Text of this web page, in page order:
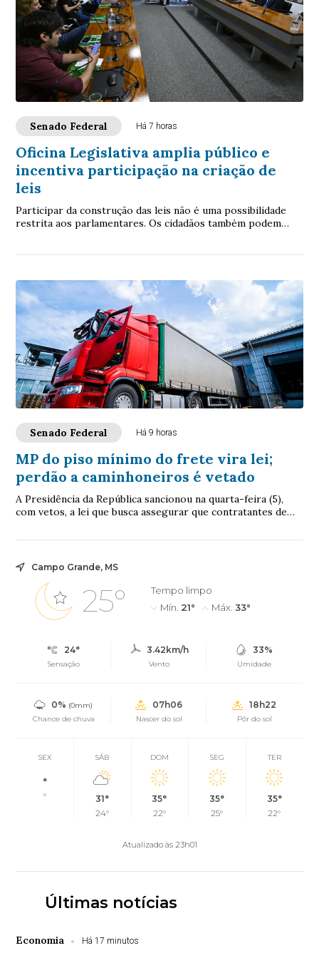
Senado Federal Há 7 horas
Oficina Legislativa amplia público e
incentiva participação na criação de
leis
Participar da construção das leis não é uma possibilidade
restrita aos parlamentares. Os cidadãos também podem
Senado Federal Há 9 horas
MP do piso mínimo do frete vira lei;
perdão a caminhoneiros é vetado
A Presidência da República sancionou na quarta-feira (5),
com vetos, a lei que busca assegurar que contratantes de
Campo Grande, MS
25°
Tempo limpo
Mín. 21° Máx. 33°
24°
Sensação
3.42km/h
Vento
33%
Umidade
0% (0mm)
Chance de chuva
07h06
Nascer do sol
18h22
Pôr do sol
SEX
°
°
SÁB
31°
24°
DOM
35°
22°
SEG
35°
25°
TER
35°
22°
Atualizado às 23h01
Últimas notícias
Economia Há 17 minutos